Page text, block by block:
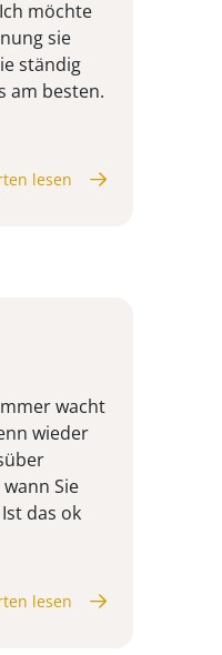
möchte
sie
ständig
am besten.
lesen
wacht
wieder
Sie
das ok
lesen